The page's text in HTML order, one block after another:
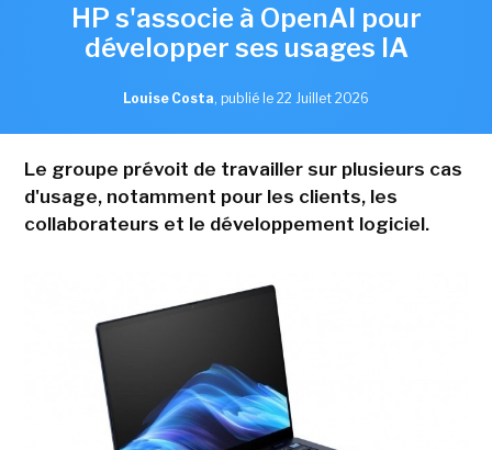
HP s'associe à OpenAI pour
développer ses usages IA
Louise Costa, publié le 22 Juillet 2026
Le groupe prévoit de travailler sur plusieurs cas
d'usage, notamment pour les clients, les
collaborateurs et le développement logiciel.